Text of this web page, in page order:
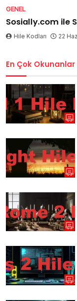
GENEL
Sosially.com ile
Hile Kodları 22
En Çok Okunanlar